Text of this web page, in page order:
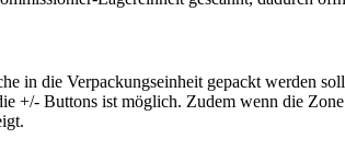
in die Verpackungseinheit gepackt werden
+/- Buttons ist möglich. Zudem wenn die